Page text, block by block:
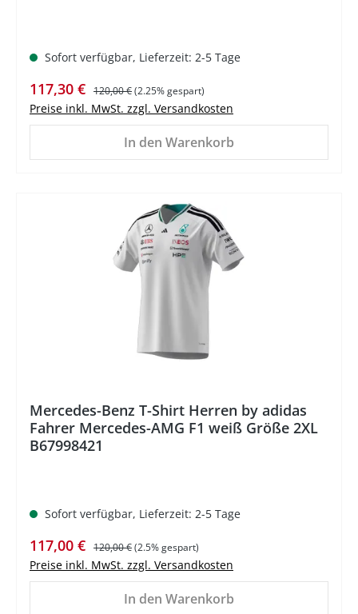
Sofort verfügbar, Lieferzeit: 2-5 Tage
Verkaufspreis:
117,30 € Regulärer Preis:
120,00 €(2.25% gespart)
Preise inkl. MwSt. zzgl. Versandkosten
In den Warenkorb
Mercedes-Benz T-Shirt Herren by adidas
Fahrer Mercedes-AMG F1 weiß Größe 2XL
B67998421
Sofort verfügbar, Lieferzeit: 2-5 Tage
Verkaufspreis:
117,00 € Regulärer Preis:
120,00 €(2.5% gespart)
Preise inkl. MwSt. zzgl. Versandkosten
In den Warenkorb